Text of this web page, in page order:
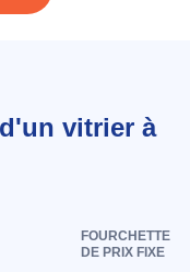
vitrier à
FOURCHETTE
DE PRIX FIXE